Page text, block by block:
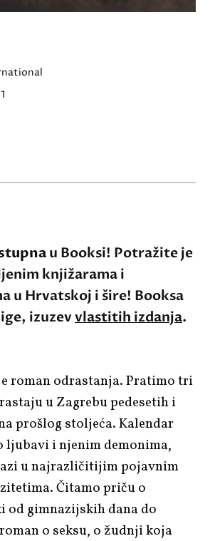
u Booksi! Potražite je
knjižarama i
u Hrvatskoj i šire! Booksa
izuzevvlastitih izdanja.
roman odrastanja. Pratimo tri
u Zagrebu pedesetih i
prošlog stoljeća.Kalendar
ljubavi i njenim demonima,
u najrazličitijim pojavnim
Čitamo priču o
od gimnazijskih dana do
o seksu, o žudnji koja